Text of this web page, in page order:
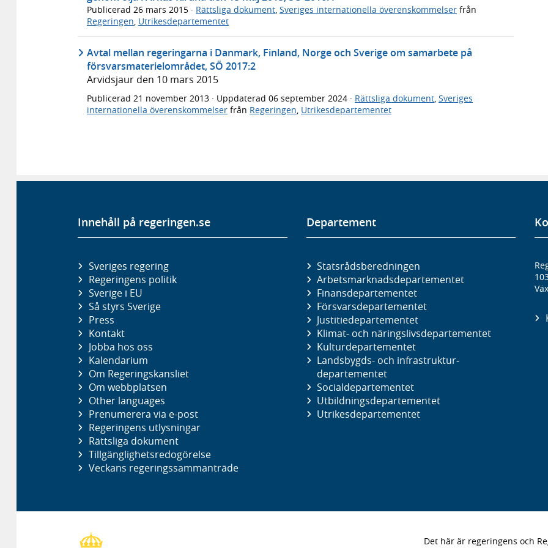
Publicerad 26 mars 2015 · Rättsliga dokument Sveriges internationella överenskommelser från
Regeringen Utrikesdepartementet
Avtal mellan regeringarna i Danmark, Finland, Norge och Sverige om samarbete på
försvarsmaterielområdet, SÖ 2017:2
Arvidsjaur den 10 mars 2015
Publicerad 21 november 2013 · Uppdaterad 06 september 2024 · Rättsliga dokument, Sveriges
internationella överenskommelser från Regeringen, Utrikesdepartementet
Innehåll på regeringen.se
Sveriges regering
Regeringens politik
Sverige i EU
Så styrs Sverige
Press
Kontakt
Jobba hos oss
Kalendarium
Om Regeringskansliet
Om webbplatsen
Other languages
Prenumerera via e-post
Regeringens utlysningar
Rättsliga dokument
Tillgänglighetsredogörelse
Veckans regeringssammanträde
Departement
Statsrådsberedningen
Arbetsmarknads­departementet
Finans­departementet
Försvars­departementet
Justitie­departementet
Klimat- och näringslivs­departementet
Kultur­departementet
Landsbygds- och infrastruktur­
departementet
Social­departementet
Utbildnings­departementet
Utrikes­departementet
Det här är regeringens och